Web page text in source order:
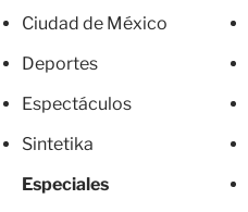
Ciudad de México
Deportes
Espectáculos
Sintetika
Especiales